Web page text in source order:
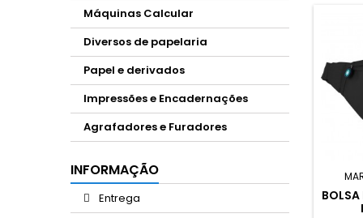
Máquinas Calcular
Diversos de papelaria
Papel e derivados
Impressões e Encadernações
Agrafadores e Furadores
INFORMAÇÃO
Entrega
BOLSA